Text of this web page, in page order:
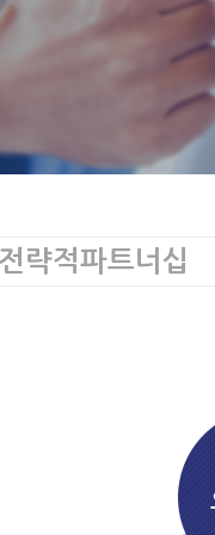
략적파트너십